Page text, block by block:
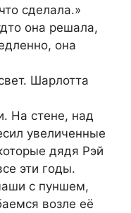
сделала.»
она решала,
она
Шарлотта
На стене, над
увеличенные
дядя Рэй
эти годы.
с пуншем,
возле её